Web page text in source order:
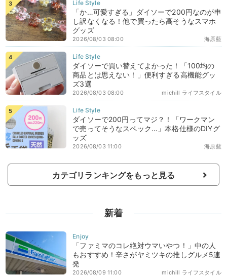
「か…可愛すぎる」ダイソーで200円なのが申
し訳なくなる！他で買ったら高そうなスマホ
グッズ
海原藍
2026/08/03 08:00
ダイソーで買い替えてよかった！「100均の
商品とは思えない！」便利すぎる高機能グッ
ズ3選
michill ライフスタイル
2026/08/03 08:00
ダイソーで200円ってマジ？！「ワークマン
で売ってそうなスペック…」本格仕様のDIYグ
ッズ
海原藍
2026/08/03 11:00
カテゴリランキングをもっと見る
新着
「ファミマのコレ絶対ウマいやつ！」中の人
もおすすめ！辛さがヤミツキの推しグルメ5連
発
michill ライフスタイル
2026/08/09 11:00